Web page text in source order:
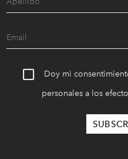
Doy mi
personales a los